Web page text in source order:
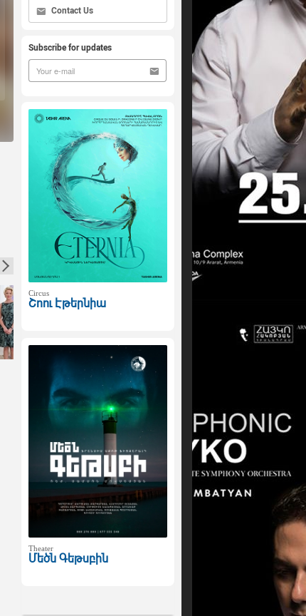
Contact Us
Subscribe for updates
Circus
Շոու Էթերնիա
Theater
Մեծն Գեթսբին